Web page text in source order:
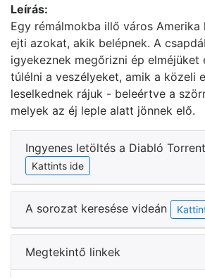
Leírás:
Egy rémálmokba illő város
ejti azokat, akik belépnek. A
igyekeznek megőrizni ép elméjüket
túlélni a veszélyeket, amik a közeli
leselkednek rájuk - beleértve a
melyek az éj leple alatt jönnek elő.
Ingyenes letöltés a Diabló
Kattints ide
A sorozat keresése videán
Megtekintő linkek